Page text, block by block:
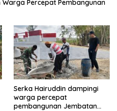
Percepat Pembangunan
Serka Hairuddin dampingi
warga percepat
pembangunan Jembatan